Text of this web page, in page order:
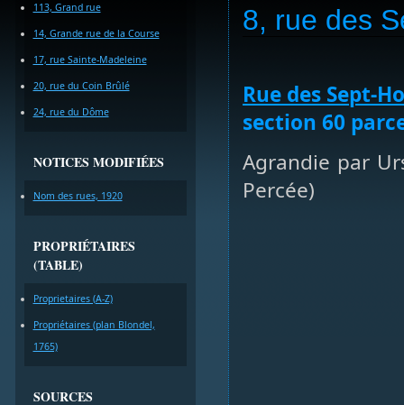
113, Grand rue
14, Grande rue de la Course
17, rue Sainte-Madeleine
20, rue du Coin Brûlé
24, rue du Dôme
NOTICES MODIFIÉES
Nom des rues, 1920
PROPRIÉTAIRES
(TABLE)
Proprietaires (A-Z)
Propriétaires (plan Blondel,
1765)
SOURCES
8, rue des
Rue des Sept-
section 60
Agrandie par
Percée)